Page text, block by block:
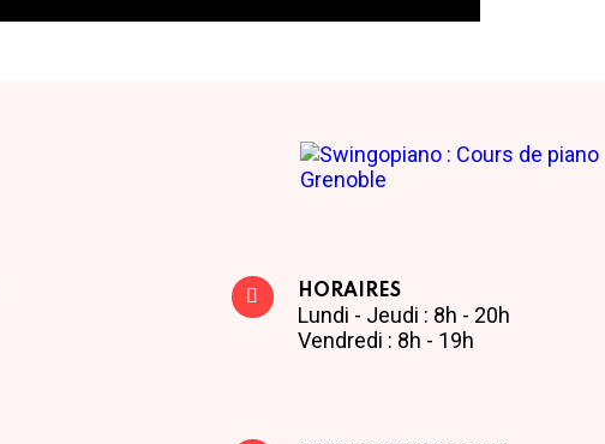
HORAIRES
Lundi - Jeudi : 8h - 20h
Vendredi : 8h - 19h